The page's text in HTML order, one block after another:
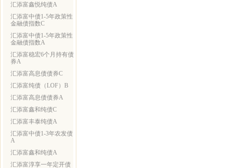
汇添富鑫悦纯债A
汇添富中债1-5年政策性
金融债指数C
汇添富中债1-5年政策性
金融债指数A
汇添富稳宏6个月持有债
券A
汇添富高息债债券C
汇添富纯债（LOF）B
汇添富高息债债券A
汇添富鑫和纯债C
汇添富丰泰纯债A
汇添富中债1-3年农发债
A
汇添富鑫和纯债A
汇添富淳享一年定开债